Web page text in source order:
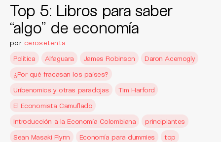
Top 5: Libros para saber
“algo” de economía
por cerosetenta
Política
Alfaguara James Robinson
Daron Acemogly
¿Por qué fracasan los países?
Uribenomics y otras paradojas
Tim Harford
El Economista Camuflado
Introducción a la Economía Colombiana
principiantes
Sean Masaki Flynn
Economía para dummies
top